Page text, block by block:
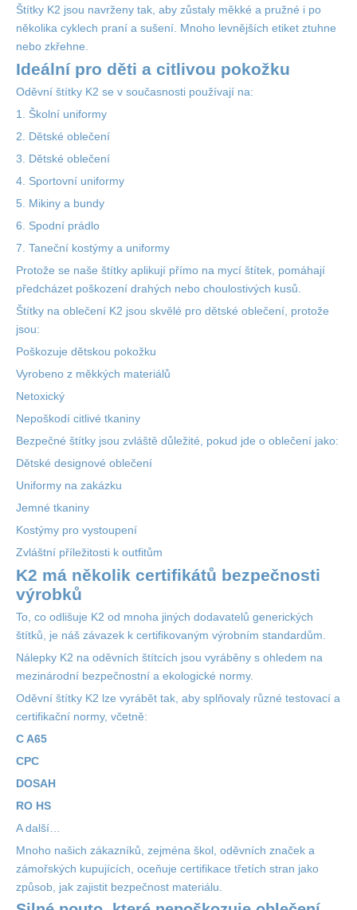
Štítky K2 jsou navrženy tak, aby zůstaly měkké a pružné i po
několika cyklech praní a sušení. Mnoho levnějších etiket ztuhne
nebo zkřehne.
Ideální pro děti a citlivou pokožku
Oděvní štítky K2 se v současnosti používají na:
1. Školní uniformy
2. Dětské oblečení
3. Dětské oblečení
4. Sportovní uniformy
5. Mikiny a bundy
6. Spodní prádlo
7. Taneční kostýmy a uniformy
Protože se naše štítky aplikují přímo na mycí štítek, pomáhají
předcházet poškození drahých nebo choulostivých kusů.
Štítky na oblečení K2 jsou skvělé pro dětské oblečení, protože
jsou:
Poškozuje dětskou pokožku
Vyrobeno z měkkých materiálů
Netoxický
Nepoškodí citlivé tkaniny
Bezpečné štítky jsou zvláště důležité, pokud jde o oblečení jako:
Dětské designové oblečení
Uniformy na zakázku
Jemné tkaniny
Kostýmy pro vystoupení
Zvláštní příležitosti k outfitům
K2 má několik certifikátů bezpečnosti
výrobků
To, co odlišuje K2 od mnoha jiných dodavatelů generických
štítků, je náš závazek k certifikovaným výrobním standardům.
Nálepky K2 na oděvních štítcích jsou vyráběny s ohledem na
mezinárodní bezpečnostní a ekologické normy.
Oděvní štítky K2 lze vyrábět tak, aby splňovaly různé testovací a
certifikační normy, včetně:
C A65
CPC
DOSAH
RO HS
A další…
Mnoho našich zákazníků, zejména škol, oděvních značek a
zámořských kupujících, oceňuje certifikace třetích stran jako
způsob, jak zajistit bezpečnost materiálu.